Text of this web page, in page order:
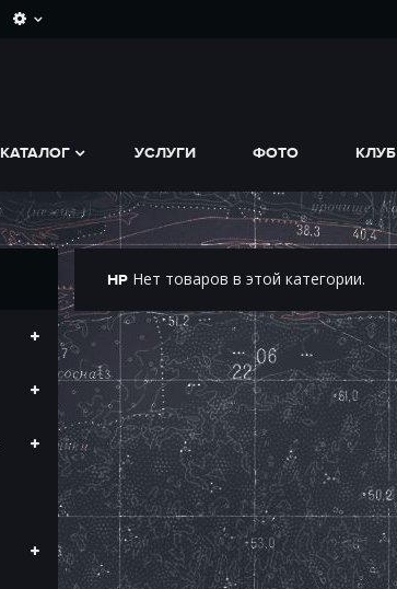
КАТАЛОГ УСЛУГИ ФОТО КЛУБ
HP Нет товаров в этой категории.